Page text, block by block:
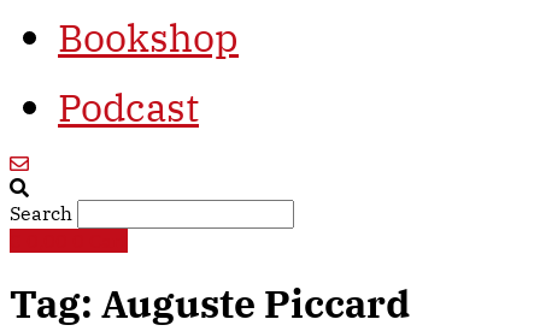
Bookshop
Podcast
Search
Tag: Auguste Piccard